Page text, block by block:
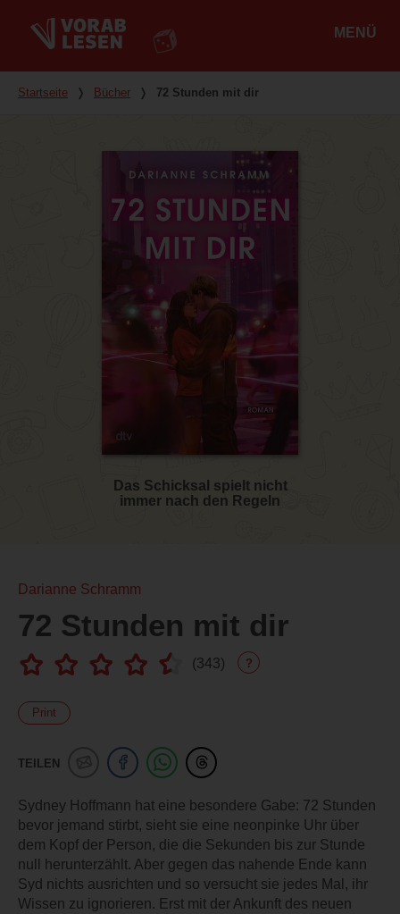
MENÜ
Du bist hier
Startseite ❭ Bücher ❭ 72 Stunden mit dir
Das Schicksal spielt nicht
immer nach den Regeln
Darianne Schramm
72 Stunden mit dir
(343) ?
Print
TEILEN
Sydney Hoffmann hat eine besondere Gabe: 72 Stunden
bevor jemand stirbt, sieht sie eine neonpinke Uhr über
dem Kopf der Person, die die Sekunden bis zur Stunde
null herunterzählt. Aber gegen das nahende Ende kann
Syd nichts ausrichten und so versucht sie jedes Mal, ihr
Wissen zu ignorieren. Erst mit der Ankunft des neuen